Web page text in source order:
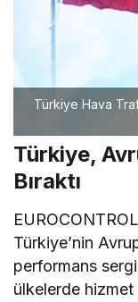
Türkiye Hava
Türkiye,
Bıraktı
Türkiye’nin
performans
ülkelerde hizmet